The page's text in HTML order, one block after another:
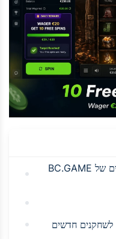
איך פועל מבצע 3 הספינים החינמיים של BC.GAME